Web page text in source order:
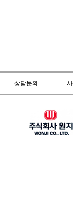
상담문의